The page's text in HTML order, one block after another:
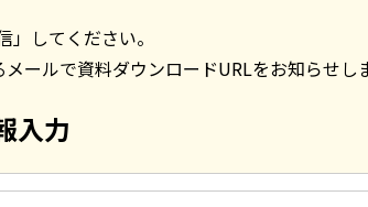
してください。
ールで資料ダウンロードURLをお知らせし
入力